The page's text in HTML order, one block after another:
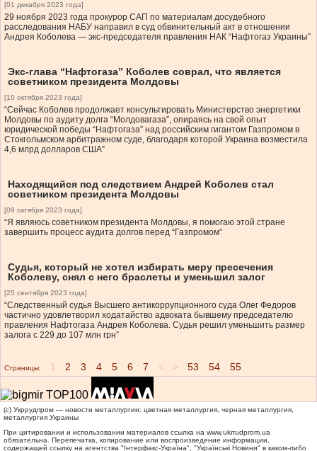
[01 декабря 2023 года]
29 ноября 2023 года прокурор САП по материалам досудебного
расследования НАБУ направил в суд обвинительный акт в отношении
Андрея Коболева — экс-председателя правления НАК “Нафтогаз Украины”
Экс-глава “Нафтогаза” Коболев соврал, что является
советником президента Молдовы
[10 октября 2023 года]
“Сейчас Коболев продолжает консультировать Министерство энергетики
Молдовы по аудиту долга “Молдовагаза”, опираясь на свой опыт
юридической победы “Нафтогаза” над российским гигантом Газпромом в
Стокгольмском арбитражном суде, благодаря которой Украина возместила
4,6 млрд долларов США”
Находящийся под следствием Андрей Коболев стал
советником президента Молдовы
[09 октября 2023 года]
“Я являюсь советником президента Молдовы, я помогаю этой стране
завершить процесс аудита долгов перед “Газпромом”
Судья, который не хотел избирать меру пресечения
Коболеву, снял с него браслеты и уменьшил залог
[25 сентября 2023 года]
“Следственный судья Высшего антикоррупционного суда Олег Федоров
частично удовлетворил ходатайство адвоката бывшему председателю
правления Нафтогаза Андрея Коболева. Судья решил уменьшить размер
залога с 229 до 107 млн грн”
Страницы: 1 2 3 4 5 6 7 <...> 53 54 55
(c) Укррудпром — новости металлургии: цветная металлургия, черная металлургия,
металлургия Украины
При цитировании и использовании материалов ссылка на www.ukrrudprom.ua
обязательна. Перепечатка, копирование или воспроизведение информации,
содержащей ссылку на агентства "Iнтерфакс-Україна", "Українськi Новини" в каком-либо